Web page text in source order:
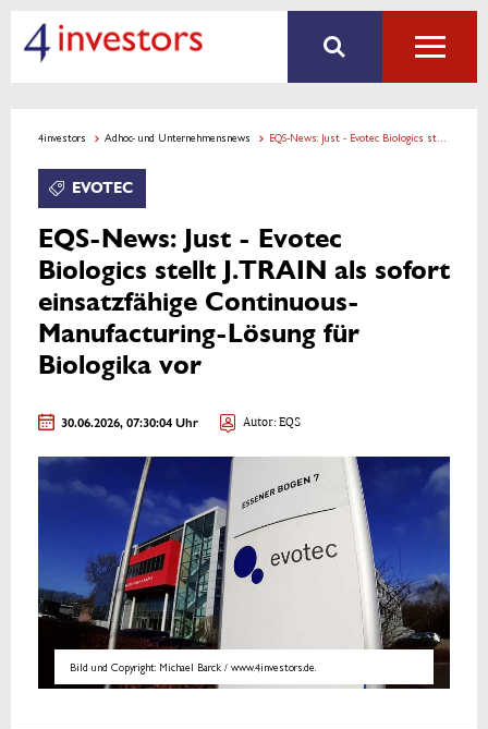
4investors Adhoc- und Unternehmensnews EQS-News: Just - Evotec Biologics stellt J.TRAIN als sofort einsatzfähige Continuous-Manufacturing-Lösung für Biologika vor
EVOTEC
EQS-News: Just - Evotec
Biologics stellt J.TRAIN als sofort
einsatzfähige Continuous-
Manufacturing-Lösung für
Biologika vor
30.06.2026, 07:30:04 Uhr Autor: EQS
Bild und Copyright: Michael Barck / www.4investors.de.